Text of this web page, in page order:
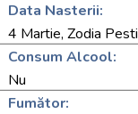
Data Nasterii:
4 Martie, Zodia Pesti
Consum Alcool:
Nu
Fumător: